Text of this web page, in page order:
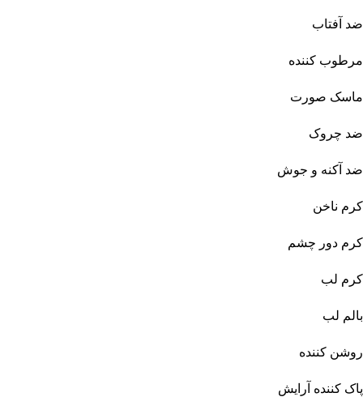
ضد آفتاب
مرطوب کننده
ماسک صورت
ضد چروک
ضد آکنه و جوش
کرم ناخن
کرم دور چشم
کرم لب
بالم لب
روشن کننده
پاک کننده آرایش